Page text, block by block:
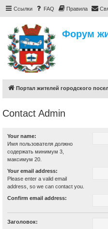
Ссылки FAQ Правила
Форум
Портал жителей городского
Contact Admin
Your name:
Имя пользователя должно
содержать минимум 3,
максимум 20.
Your email address:
Please enter a valid email
address, so we can contact you.
Confirm email address:
Заголовок: